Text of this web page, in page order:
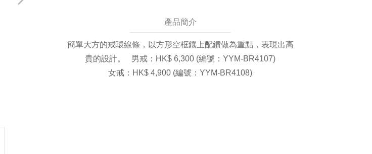
產品簡介
簡單大方的戒環線條，以方形空框鑲上配鑽做為重點，表現出高
貴的設計。 男戒： HK$ 6,300 (編號：YYM-BR4107)
女戒： HK$ 4,900 (編號：YYM-BR4108)